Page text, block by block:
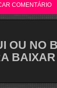
OU NO